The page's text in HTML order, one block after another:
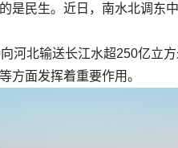
是民生。近日，南水北调东
河北输送长江水超250亿立
方面发挥着重要作用。